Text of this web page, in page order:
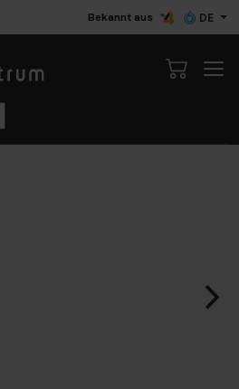
Bekannt aus DE